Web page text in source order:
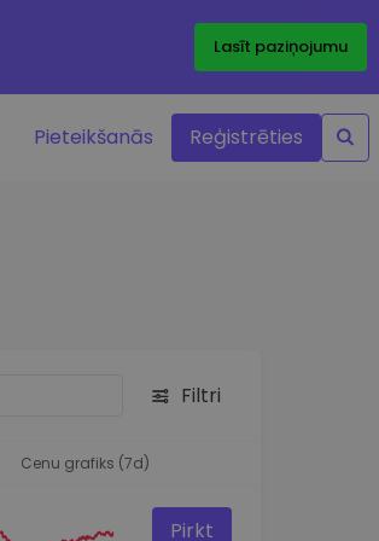
Lasīt paziņojumu
Pieteikšanās Reģistrēties
Filtri
Cenu grafiks (7d)
Pirkt